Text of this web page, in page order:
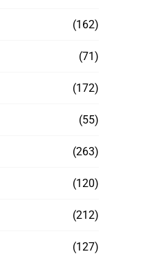
(162)
(71)
(172)
(55)
(263)
(120)
(212)
(127)